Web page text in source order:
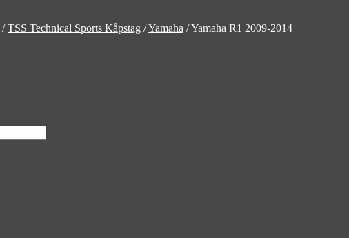
/TSS Technical Sports Kåpstag /Yamaha /Yamaha R1 2009-2014